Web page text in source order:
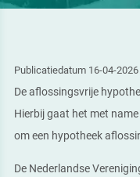
Publicatiedatum 16-04-2026
De aflossingsvrije
Hierbij gaat het met
om een hypotheek
De Nederlandse